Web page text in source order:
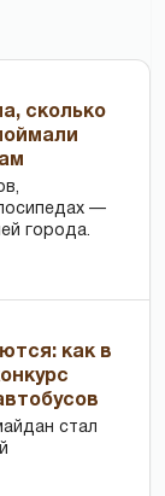
сколько
—
города.
как в
стал